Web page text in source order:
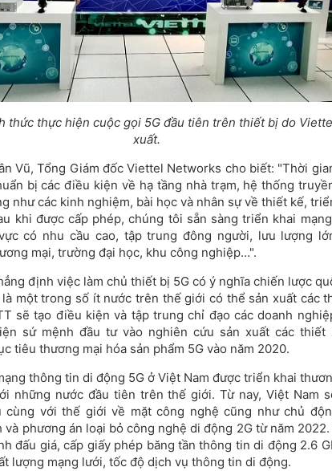
thức thực hiện cuộc gọi 5G đầu tiên trên thiết bị do
xuất.
Vũ, Tổng Giám đốc Viettel Networks cho biết: "Thời
bị các điều kiện về hạ tầng nhà trạm, hệ thống
như các kinh nghiệm, bài học và nhân sự về thiết kế,
khi được cấp phép, chúng tôi sẵn sàng triển khai
có nhu cầu cao, tập trung đông người, lưu lượng
mại, trường đại học, khu công nghiệp…".
định việc làm chủ thiết bị 5G có ý nghĩa chiến lược
là một trong số ít nước trên thế giới có thể sản xuất các
sẽ tạo điều kiện và tập trung chỉ đạo các doanh
sứ mệnh đầu tư vào nghiên cứu sản xuất các thiết
tiêu thương mại hóa sản phẩm 5G vào năm 2020.
thông tin di động 5G ở Việt Nam được triển khai
những nước đầu tiên trên thế giới. Từ nay, Việt Nam
cùng với thế giới về mặt công nghệ cũng như chủ
và phương án loại bỏ công nghệ di động 2G từ năm
đấu giá, cấp giấy phép băng tần thông tin di động 2.6
lượng mạng lưới, tốc độ dịch vụ thông tin di động.